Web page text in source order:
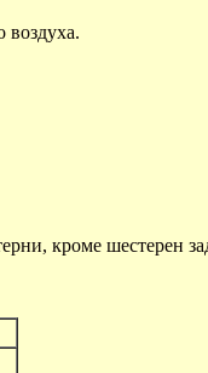
кроме шестерен